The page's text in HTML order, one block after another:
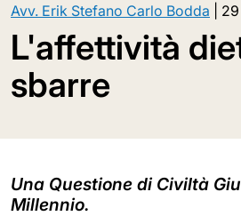
Avv. Erik Stefano Carlo Bodda
L'affettività
sbarre
Una Questione di Civiltà
Millennio.